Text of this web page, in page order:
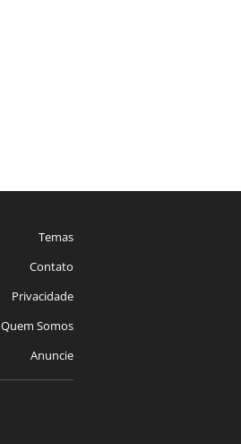
Temas
Contato
Privacidade
Quem Somos
Anuncie